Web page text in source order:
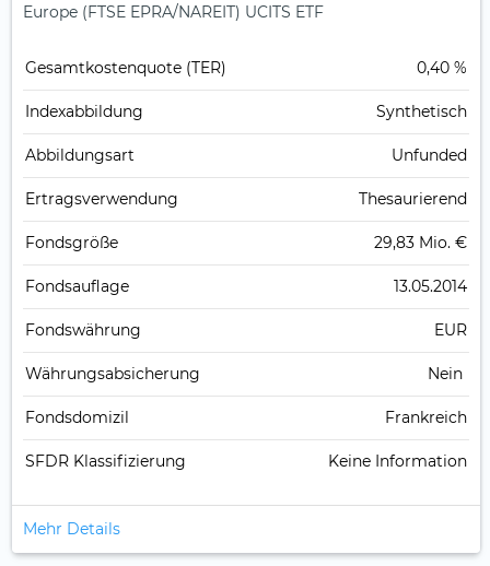
Europe (FTSE EPRA/NAREIT) UCITS ETF
Gesamt­kosten­quote (TER) 0,40 %
Index­abbildung Synthetisch
Abbildungs­art Unfunded
Ertrags­verwendung Thesaurierend
Fonds­größe 29,83 Mio. €
Fonds­auflage 13.05.2014
Fonds­währung EUR
Währungsabsicherung Nein
Fondsdomizil Frankreich
SFDR Klassifizierung Keine Information
Mehr Details